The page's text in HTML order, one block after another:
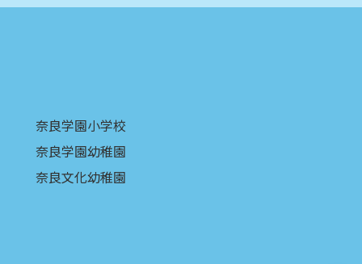
奈良学園小学校
奈良学園幼稚園
奈良文化幼稚園